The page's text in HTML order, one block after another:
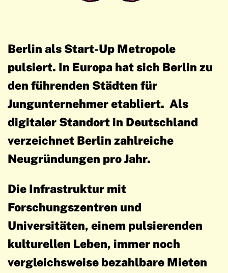
Berlin als Start-Up Metropole
pulsiert. In Europa hat sich Berlin zu
den führenden Städten für
Jungunternehmer etabliert. Als
digitaler Standort in Deutschland
verzeichnet Berlin zahlreiche
Neugründungen pro Jahr.
Die Infrastruktur mit
Forschungszentren und
Universitäten, einem pulsierenden
kulturellen Leben, immer noch
vergleichsweise bezahlbare Mieten